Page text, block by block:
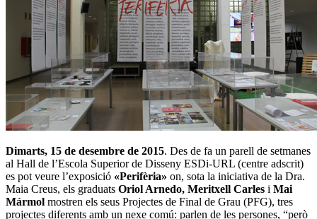
Dimarts, 15 de desembre de 2015. Des de fa un parell de setmanes
al Hall de l’Escola Superior de Disseny ESDi-URL (centre adscrit)
es pot veure l’exposició «Perifèria» on, sota la iniciativa de la Dra.
Maia Creus, els graduats Oriol Arnedo, Meritxell Carles i Mai
Mármol mostren els seus Projectes de Final de Grau (PFG), tres
projectes diferents amb un nexe comú: parlen de les persones, “però